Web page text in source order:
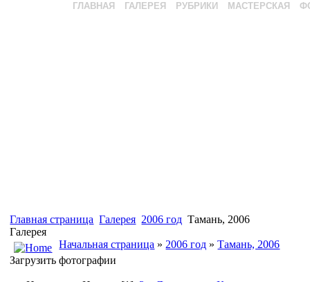
ГЛАВНАЯ ГАЛЕРЕЯ РУБРИКИ МАСТЕРСКАЯ
Главная страница Галерея 2006 год Тамань, 2006
Галерея
Начальная страница » 2006 год »Тамань, 2006
Загрузить фотографии